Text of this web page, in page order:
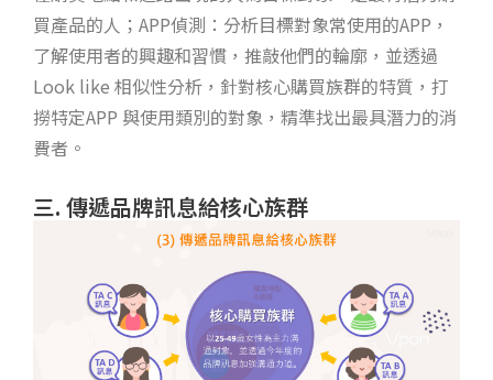
買產品的人；APP偵測：分析目標對象常使用的APP，
了解使用者的興趣和習慣，推敲他們的輪廓，並透過
Look like 相似性分析，針對核心購買族群的特質，打
撈特定APP 與使用類別的對象，精準找出最具潛力的消
費者。
三. 傳遞品牌訊息給核心族群